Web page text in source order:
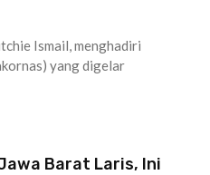
Ismail, menghadiri
yang digelar
Barat Laris, Ini